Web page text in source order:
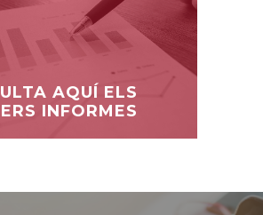
AQUÍ ELS
INFORMES